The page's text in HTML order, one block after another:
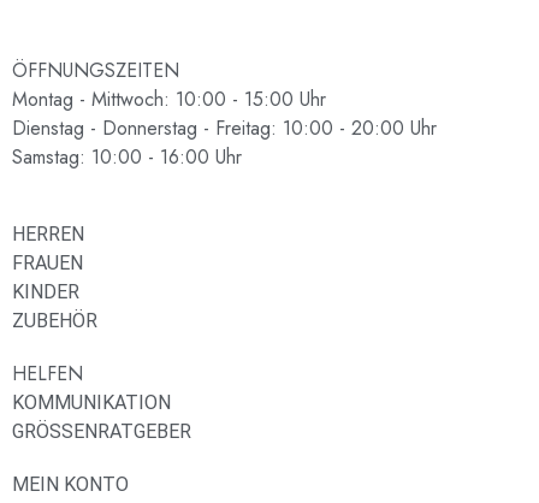
ÖFFNUNGSZEITEN
Montag - Mittwoch: 10:00 - 15:00 Uhr
Dienstag - Donnerstag - Freitag: 10:00 - 20:00 Uhr
Samstag: 10:00 - 16:00 Uhr
HERREN
FRAUEN
KINDER
ZUBEHÖR
HELFEN
KOMMUNIKATION
GRÖSSENRATGEBER
MEIN KONTO